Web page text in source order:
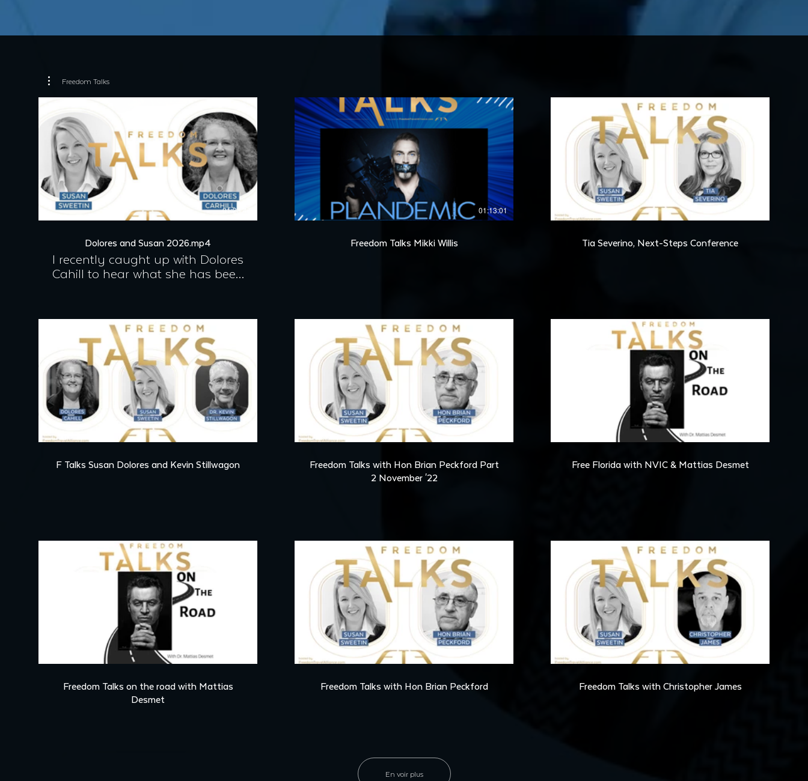
Freedom Talks
01:23:47
Dolores and Susan 2026.mp4
I recently caught up with Dolores
Cahill to hear what she has been
conversation, Dolores shared
updates on her latest work, her
continued fight for medical
freedom and sovereignty, and
her thoughts on why this
moment calls for bold voices,
strategic action, and people
willing to challenge the official
narrative.
01:13:01
Freedom Talks Mikki Willis Tia Severino, Next-Steps Conference
F Talks Susan Dolores and Kevin Stillwagon
Freedom Talks with Hon Brian Peckford Part
2 November '22
Free Florida with NVIC & Mattias Desmet
Freedom Talks on the road with Mattias
Desmet
Freedom Talks with Hon Brian Peckford Freedom Talks with Christopher James
En voir plus